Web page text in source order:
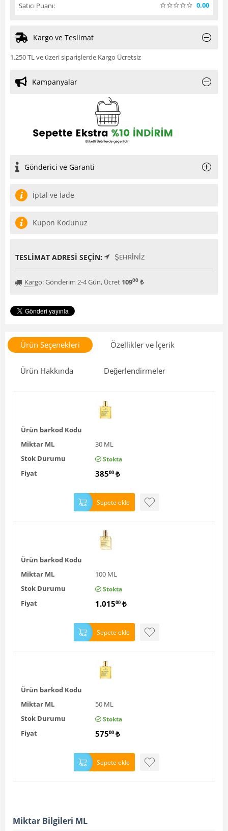
Satıcı Puanı: 0.00
Kargo ve Teslimat
1.250 TL ve üzeri siparişlerde Kargo Ücretsiz
Kampanyalar
Gönderici ve Garanti
İptal ve İade
Kupon Kodunuz
TESLIMAT ADRESI SEÇIN: ŞEHRINIZ
Kargo:Gönderim 2-4 Gün, Ücret 10900 ₺
Ürün Seçenekleri Özellikler ve İçerik
Ürün Hakkında Değerlendirmeler
Ürün barkod Kodu
Miktar ML
30 ML
Stok Durumu
Stokta
Fiyat 38500 ₺
Sepete ekle
Ürün barkod Kodu
Miktar ML
100 ML
Stok Durumu
Stokta
Fiyat 1.01500 ₺
Sepete ekle
Ürün barkod Kodu
Miktar ML
50 ML
Stok Durumu
Stokta
Fiyat 57500 ₺
Sepete ekle
Miktar Bilgileri ML